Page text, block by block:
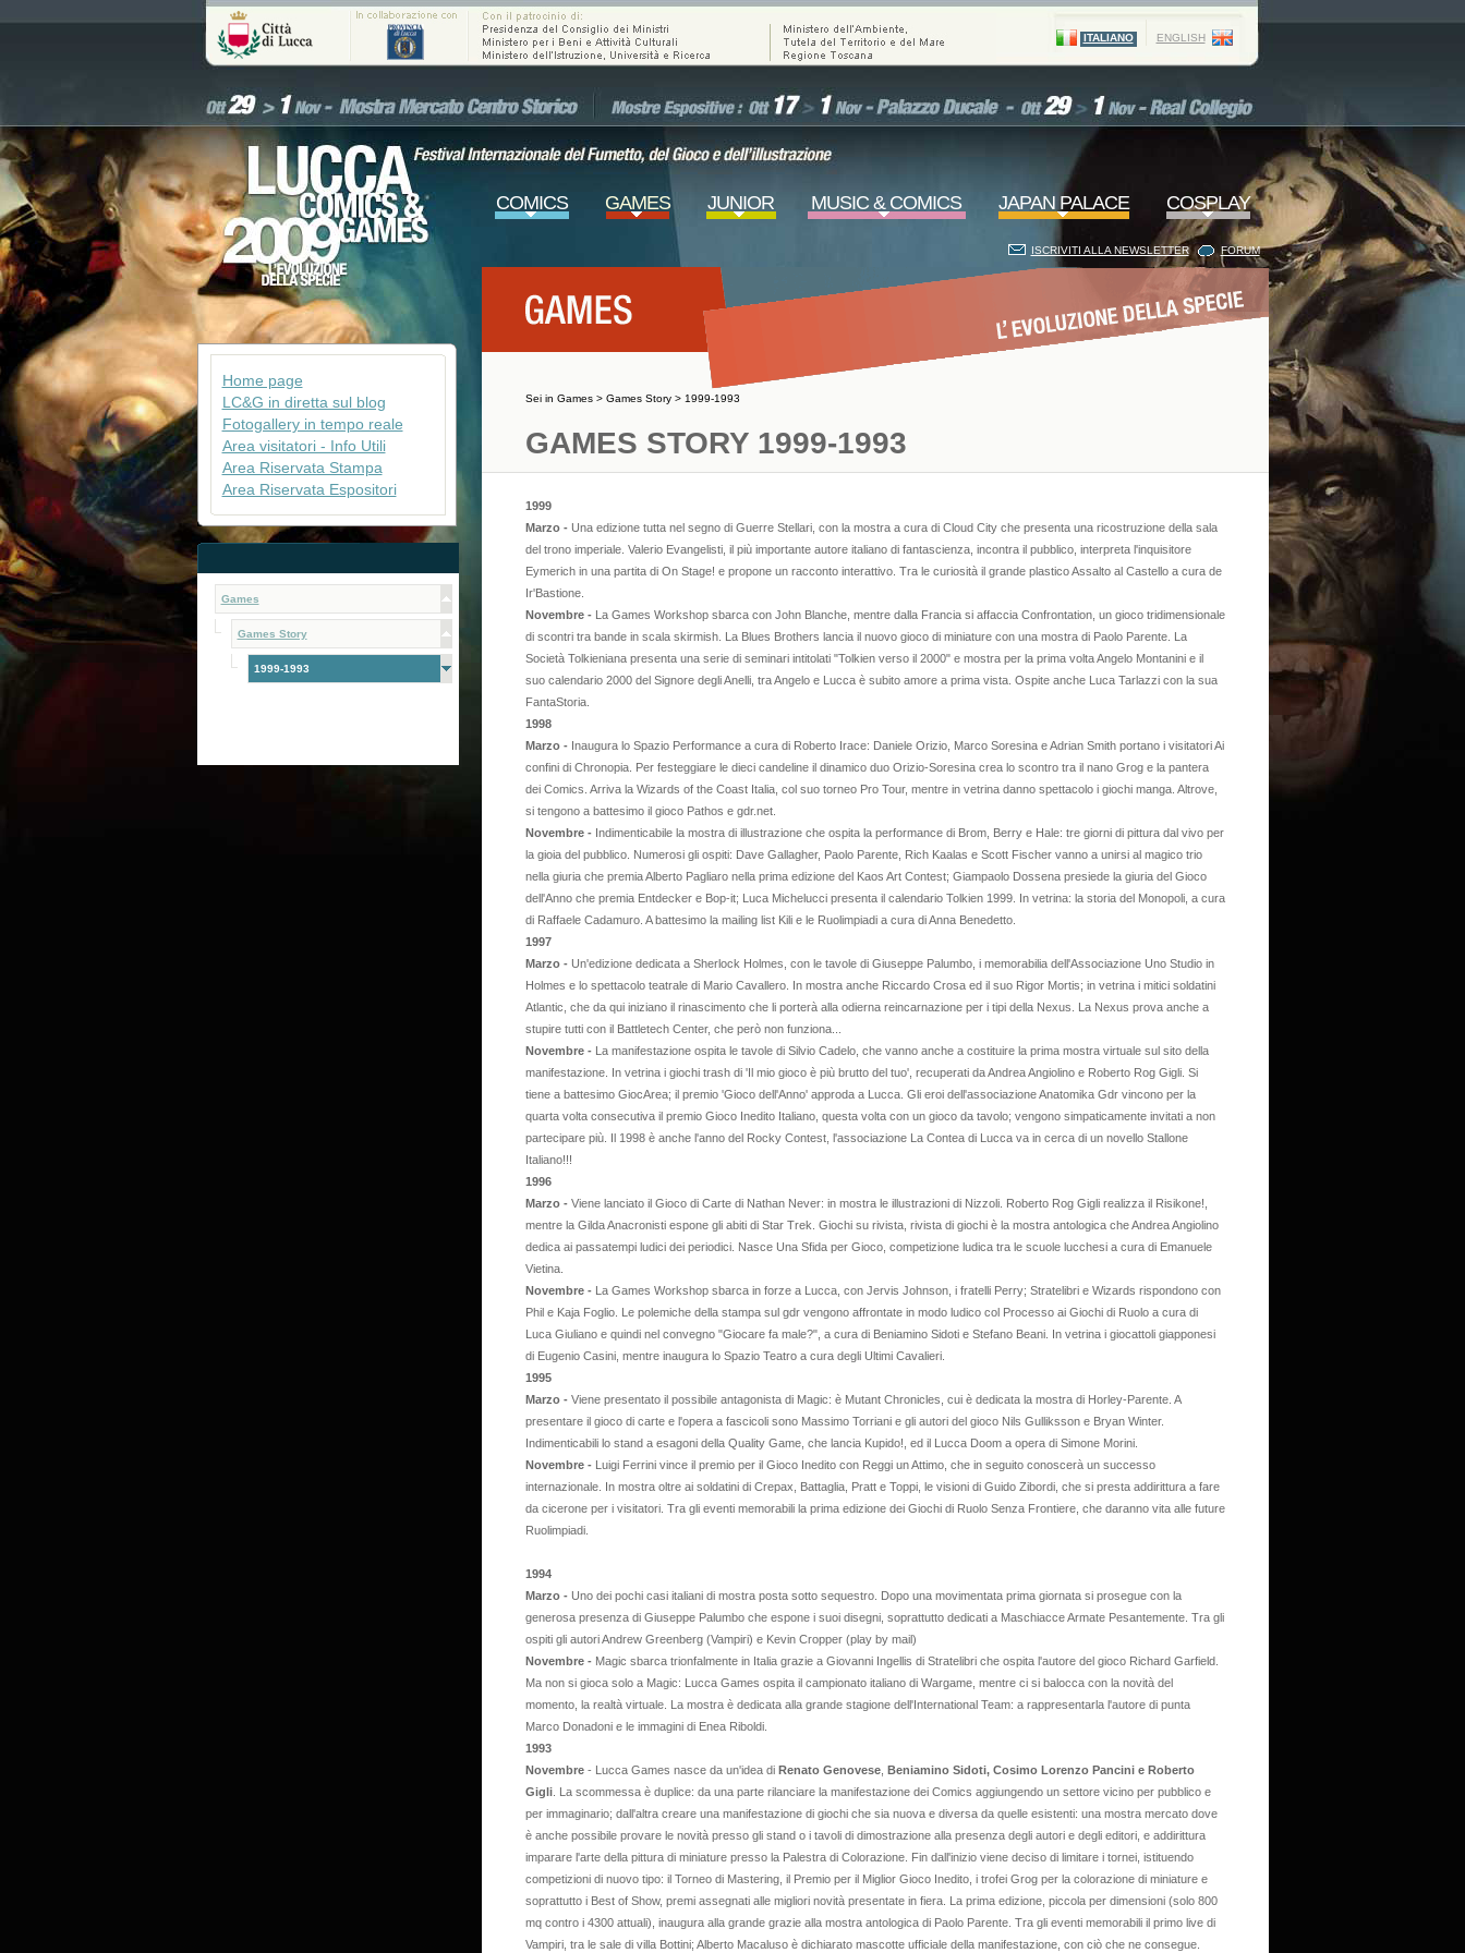
ITALIANO ENGLISH
COMICS GAMES JUNIOR MUSIC & COMICS JAPAN PALACE COSPLAY
ISCRIVITI ALLA NEWSLETTER FORUM
Home page
LC&G in diretta sul blog
Fotogallery in tempo reale
Area visitatori - Info Utili
Area Riservata Stampa
Area Riservata Espositori
Games
Games Story
1999-1993
Sei in Games> Games Story> 1999-1993
GAMES STORY 1999-1993
1999
Marzo - Una edizione tutta nel segno di Guerre Stellari, con la mostra a cura di Cloud City che presenta una ricostruzione della sala
del trono imperiale. Valerio Evangelisti, il più importante autore italiano di fantascienza, incontra il pubblico, interpreta l'inquisitore
Eymerich in una partita di On Stage! e propone un racconto interattivo. Tra le curiosità il grande plastico Assalto al Castello a cura de
Ir'Bastione.
Novembre - La Games Workshop sbarca con John Blanche, mentre dalla Francia si affaccia Confrontation, un gioco tridimensionale
di scontri tra bande in scala skirmish. La Blues Brothers lancia il nuovo gioco di miniature con una mostra di Paolo Parente. La
Società Tolkieniana presenta una serie di seminari intitolati "Tolkien verso il 2000" e mostra per la prima volta Angelo Montanini e il
suo calendario 2000 del Signore degli Anelli, tra Angelo e Lucca è subito amore a prima vista. Ospite anche Luca Tarlazzi con la sua
FantaStoria.
1998
Marzo - Inaugura lo Spazio Performance a cura di Roberto Irace: Daniele Orizio, Marco Soresina e Adrian Smith portano i visitatori Ai
confini di Chronopia. Per festeggiare le dieci candeline il dinamico duo Orizio-Soresina crea lo scontro tra il nano Grog e la pantera
dei Comics. Arriva la Wizards of the Coast Italia, col suo torneo Pro Tour, mentre in vetrina danno spettacolo i giochi manga. Altrove,
si tengono a battesimo il gioco Pathos e gdr.net.
Novembre - Indimenticabile la mostra di illustrazione che ospita la performance di Brom, Berry e Hale: tre giorni di pittura dal vivo per
la gioia del pubblico. Numerosi gli ospiti: Dave Gallagher, Paolo Parente, Rich Kaalas e Scott Fischer vanno a unirsi al magico trio
nella giuria che premia Alberto Pagliaro nella prima edizione del Kaos Art Contest; Giampaolo Dossena presiede la giuria del Gioco
dell'Anno che premia Entdecker e Bop-it; Luca Michelucci presenta il calendario Tolkien 1999. In vetrina: la storia del Monopoli, a cura
di Raffaele Cadamuro. A battesimo la mailing list Kili e le Ruolimpiadi a cura di Anna Benedetto.
1997
Marzo - Un'edizione dedicata a Sherlock Holmes, con le tavole di Giuseppe Palumbo, i memorabilia dell'Associazione Uno Studio in
Holmes e lo spettacolo teatrale di Mario Cavallero. In mostra anche Riccardo Crosa ed il suo Rigor Mortis; in vetrina i mitici soldatini
Atlantic, che da qui iniziano il rinascimento che li porterà alla odierna reincarnazione per i tipi della Nexus. La Nexus prova anche a
stupire tutti con il Battletech Center, che però non funziona...
Novembre - La manifestazione ospita le tavole di Silvio Cadelo, che vanno anche a costituire la prima mostra virtuale sul sito della
manifestazione. In vetrina i giochi trash di 'Il mio gioco è più brutto del tuo', recuperati da Andrea Angiolino e Roberto Rog Gigli. Si
tiene a battesimo GiocArea; il premio 'Gioco dell'Anno' approda a Lucca. Gli eroi dell'associazione Anatomika Gdr vincono per la
quarta volta consecutiva il premio Gioco Inedito Italiano, questa volta con un gioco da tavolo; vengono simpaticamente invitati a non
partecipare più. Il 1998 è anche l'anno del Rocky Contest, l'associazione La Contea di Lucca va in cerca di un novello Stallone
Italiano!!!
1996
Marzo - Viene lanciato il Gioco di Carte di Nathan Never: in mostra le illustrazioni di Nizzoli. Roberto Rog Gigli realizza il Risikone!,
mentre la Gilda Anacronisti espone gli abiti di Star Trek. Giochi su rivista, rivista di giochi è la mostra antologica che Andrea Angiolino
dedica ai passatempi ludici dei periodici. Nasce Una Sfida per Gioco, competizione ludica tra le scuole lucchesi a cura di Emanuele
Vietina.
Novembre - La Games Workshop sbarca in forze a Lucca, con Jervis Johnson, i fratelli Perry; Stratelibri e Wizards rispondono con
Phil e Kaja Foglio. Le polemiche della stampa sul gdr vengono affrontate in modo ludico col Processo ai Giochi di Ruolo a cura di
Luca Giuliano e quindi nel convegno "Giocare fa male?", a cura di Beniamino Sidoti e Stefano Beani. In vetrina i giocattoli giapponesi
di Eugenio Casini, mentre inaugura lo Spazio Teatro a cura degli Ultimi Cavalieri.
1995
Marzo - Viene presentato il possibile antagonista di Magic: è Mutant Chronicles, cui è dedicata la mostra di Horley-Parente. A
presentare il gioco di carte e l'opera a fascicoli sono Massimo Torriani e gli autori del gioco Nils Gulliksson e Bryan Winter.
Indimenticabili lo stand a esagoni della Quality Game, che lancia Kupido!, ed il Lucca Doom a opera di Simone Morini.
Novembre - Luigi Ferrini vince il premio per il Gioco Inedito con Reggi un Attimo, che in seguito conoscerà un successo
internazionale. In mostra oltre ai soldatini di Crepax, Battaglia, Pratt e Toppi, le visioni di Guido Zibordi, che si presta addirittura a fare
da cicerone per i visitatori. Tra gli eventi memorabili la prima edizione dei Giochi di Ruolo Senza Frontiere, che daranno vita alle future
Ruolimpiadi.
1994
Marzo - Uno dei pochi casi italiani di mostra posta sotto sequestro. Dopo una movimentata prima giornata si prosegue con la
generosa presenza di Giuseppe Palumbo che espone i suoi disegni, soprattutto dedicati a Maschiacce Armate Pesantemente. Tra gli
ospiti gli autori Andrew Greenberg (Vampiri) e Kevin Cropper (play by mail)
Novembre -Magic sbarca trionfalmente in Italia grazie a Giovanni Ingellis di Stratelibri che ospita l'autore del gioco Richard Garfield.
Ma non si gioca solo a Magic: Lucca Games ospita il campionato italiano di Wargame, mentre ci si balocca con la novità del
momento, la realtà virtuale. La mostra è dedicata alla grande stagione dell'International Team: a rappresentarla l'autore di punta
Marco Donadoni e le immagini di Enea Riboldi.
1993
Novembre - Lucca Games nasce da un'idea di Renato Genovese, Beniamino Sidoti, Cosimo Lorenzo Pancini e Roberto
Gigli. La scommessa è duplice: da una parte rilanciare la manifestazione dei Comics aggiungendo un settore vicino per pubblico e
per immaginario; dall'altra creare una manifestazione di giochi che sia nuova e diversa da quelle esistenti: una mostra mercato dove
è anche possibile provare le novità presso gli stand o i tavoli di dimostrazione alla presenza degli autori e degli editori, e addirittura
imparare l'arte della pittura di miniature presso la Palestra di Colorazione. Fin dall'inizio viene deciso di limitare i tornei, istituendo
competizioni di nuovo tipo: il Torneo di Mastering, il Premio per il Miglior Gioco Inedito, i trofei Grog per la colorazione di miniature e
soprattutto i Best of Show, premi assegnati alle migliori novità presentate in fiera. La prima edizione, piccola per dimensioni (solo 800
mq contro i 4300 attuali), inaugura alla grande grazie alla mostra antologica di Paolo Parente. Tra gli eventi memorabili il primo live di
Vampiri, tra le sale di villa Bottini; Alberto Macaluso è dichiarato mascotte ufficiale della manifestazione, con ciò che ne consegue.